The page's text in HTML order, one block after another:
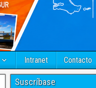
Intranet Contacto
Suscríbase